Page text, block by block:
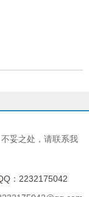
妥之处，请联系我
：2232175042